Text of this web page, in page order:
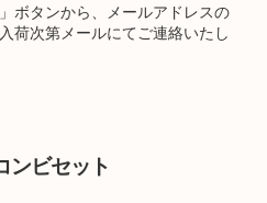
ボタンから、メールアドレスの
荷次第メールにてご連絡いたし
ンビセット